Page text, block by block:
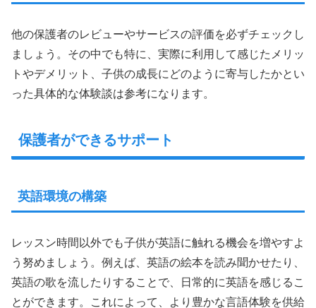
他の保護者のレビューやサービスの評価を必ずチェックし
ましょう。その中でも特に、実際に利用して感じたメリッ
トやデメリット、子供の成長にどのように寄与したかとい
った具体的な体験談は参考になります。
保護者ができるサポート
英語環境の構築
レッスン時間以外でも子供が英語に触れる機会を増やすよ
う努めましょう。例えば、英語の絵本を読み聞かせたり、
英語の歌を流したりすることで、日常的に英語を感じるこ
とができます。これによって、より豊かな言語体験を供給